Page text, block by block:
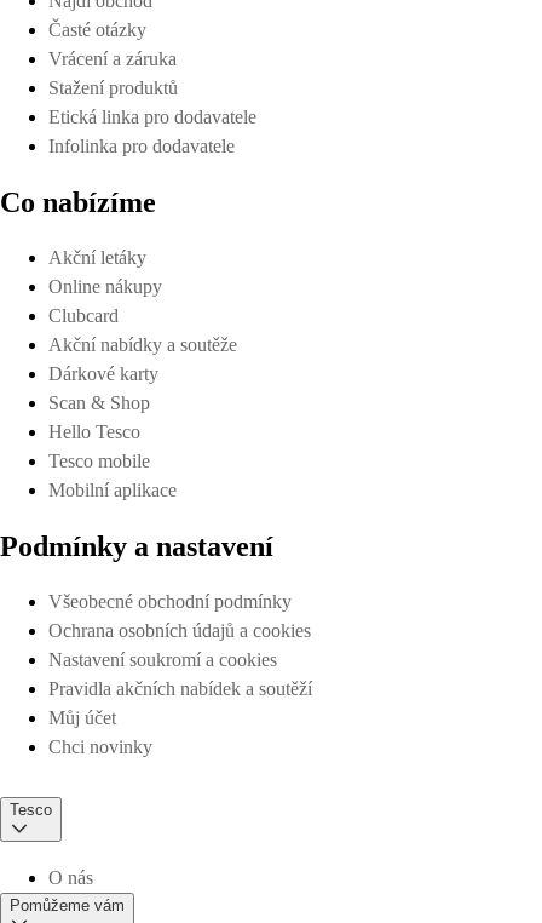
Časté otázky
Vrácení a záruka
Stažení produktů
Etická linka pro dodavatele
Infolinka pro dodavatele
Co nabízíme
Akční letáky
Online nákupy
Clubcard
Akční nabídky a soutěže
Dárkové karty
Scan & Shop
Hello Tesco
Tesco mobile
Mobilní aplikace
Podmínky a nastavení
Všeobecné obchodní podmínky
Ochrana osobních údajů a cookies
Nastavení soukromí a cookies
Pravidla akčních nabídek a soutěží
Můj účet
Chci novinky
Tesco
O nás
Pomůžeme vám